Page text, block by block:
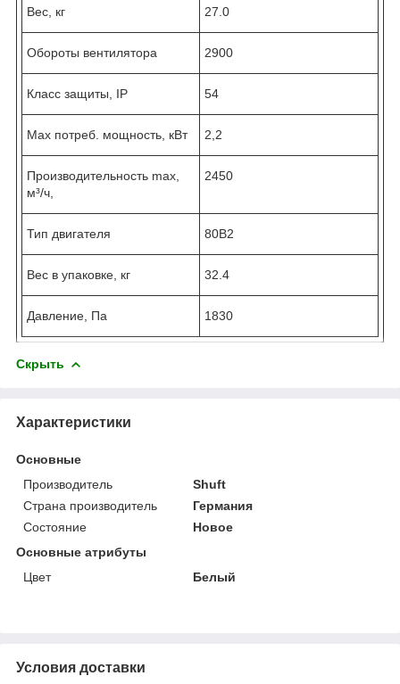
Вес, кг 27.0
Обороты вентилятора 2900
Класс защиты, IP 54
Max потреб. мощность, кВт 2,2
Производительность max,
м³/ч,
2450
Тип двигателя 80B2
Вес в упаковке, кг 32.4
Давление, Па 1830
Скрыть
Характеристики
Основные
Производитель
Shuft
Страна производитель
Германия
Состояние
Новое
Основные атрибуты
Цвет
Белый
Условия доставки